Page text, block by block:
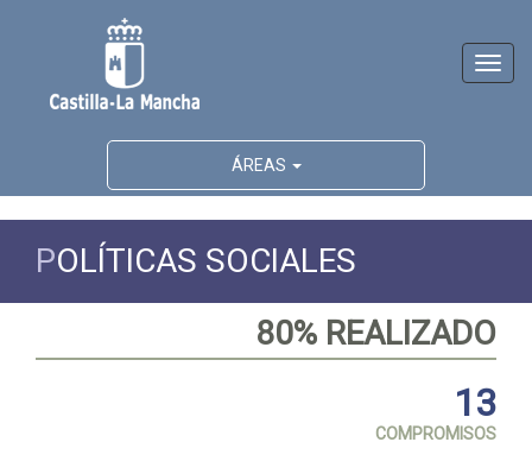
ÁREAS
POLÍTICAS SOCIALES
80% REALIZADO
13
COMPROMISOS